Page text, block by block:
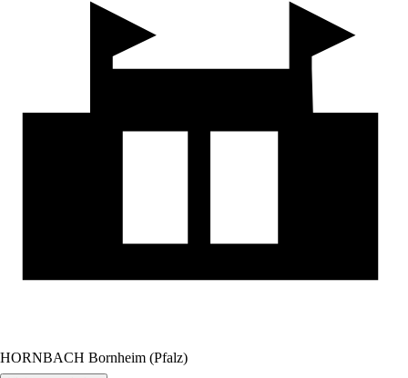
HORNBACH Bornheim (Pfalz)